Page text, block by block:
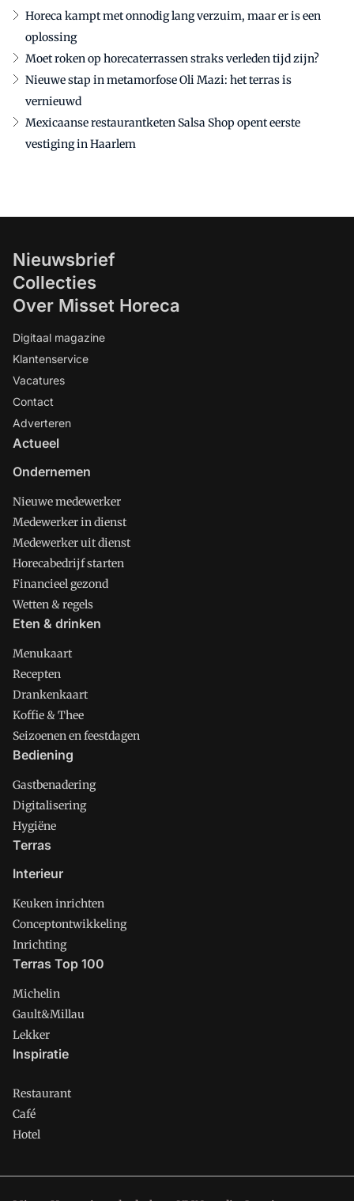
Horeca kampt met onnodig lang verzuim, maar er is een
oplossing
Moet roken op horecaterrassen straks verleden tijd zijn?
Nieuwe stap in metamorfose Oli Mazi: het terras is
vernieuwd
Mexicaanse restaurantketen Salsa Shop opent eerste
vestiging in Haarlem
Nieuwsbrief
Collecties
Over Misset Horeca
Digitaal magazine
Klantenservice
Vacatures
Contact
Adverteren
Actueel
Ondernemen
Nieuwe medewerker
Medewerker in dienst
Medewerker uit dienst
Horecabedrijf starten
Financieel gezond
Wetten & regels
Eten & drinken
Menukaart
Recepten
Drankenkaart
Koffie & Thee
Seizoenen en feestdagen
Bediening
Gastbenadering
Digitalisering
Hygiëne
Terras
Interieur
Keuken inrichten
Conceptontwikkeling
Inrichting
Terras Top 100
Michelin
Gault&Millau
Lekker
Inspiratie
Restaurant
Café
Hotel